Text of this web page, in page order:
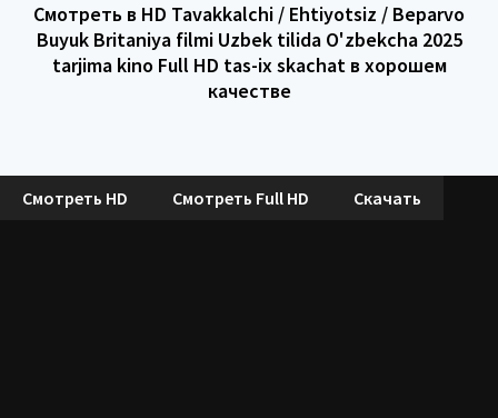
Смотреть в HD Tavakkalchi / Ehtiyotsiz / Beparvo
Buyuk Britaniya filmi Uzbek tilida O'zbekcha 2025
tarjima kino Full HD tas-ix skachat в хорошем
качестве
Смотреть HD Смотреть Full HD Скачать